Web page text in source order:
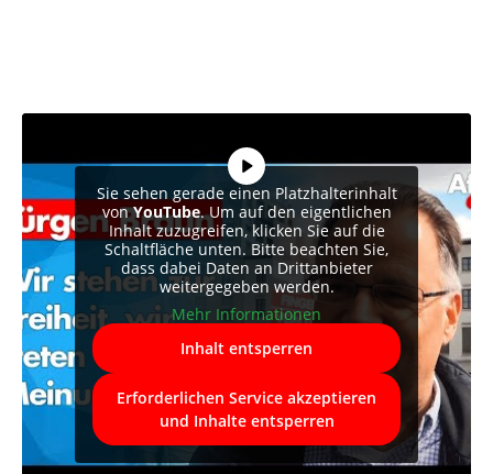
Sie sehen gerade einen Platzhalterinhalt
vonYouTube. Um auf den eigentlichen
Inhalt zuzugreifen, klicken Sie auf die
Schaltfläche unten. Bitte beachten Sie,
dass dabei Daten an Drittanbieter
weitergegeben werden.
Mehr Informationen
Inhalt entsperren
Erforderlichen Service akzeptieren
und Inhalte entsperren